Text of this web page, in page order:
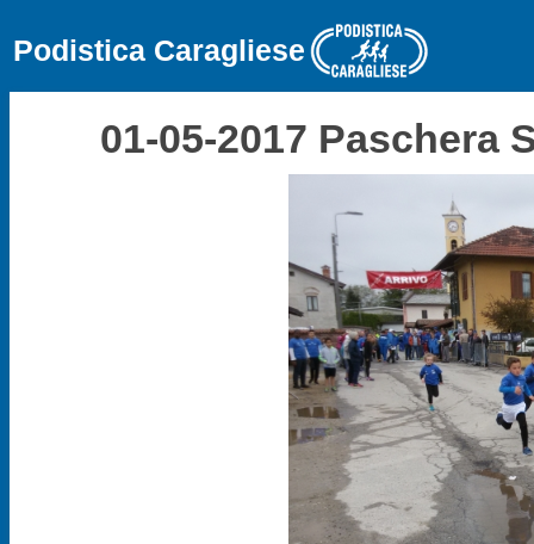
Podistica Caragliese
01-05-2017 Paschera